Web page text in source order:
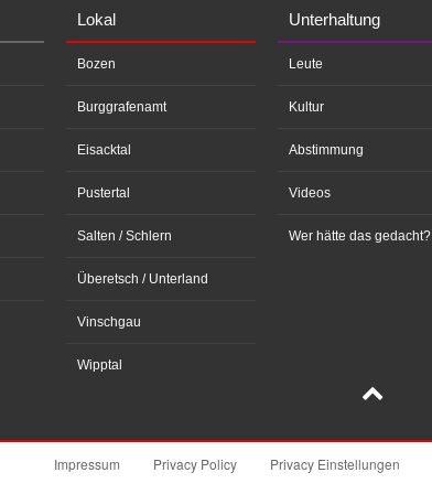
Lokal
Bozen
Burggrafenamt
Eisacktal
Pustertal
Salten / Schlern
Überetsch / Unterland
Vinschgau
Wipptal
Unterhaltung
Leute
Kultur
Abstimmung
Videos
Wer hätte das gedacht?
Impressum Privacy Policy Privacy Einstellungen